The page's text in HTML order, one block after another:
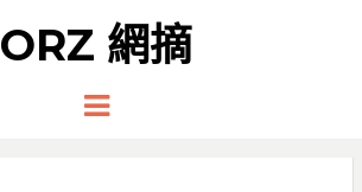
ORZ 網摘
Menu